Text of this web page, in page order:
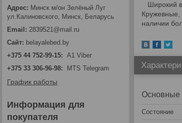
Широкий
Кружевные,
наличии
Основные
Состояние
Минск м/он Зелёный Луг
ул.Калиновского, Минск, Беларусь
2839521@mail.ru
belayalebed.by
+375 44 752-99-15
A1 Viber
+375 33 306-96-98
MTS Telegram
График работы
Информация для
покупателя